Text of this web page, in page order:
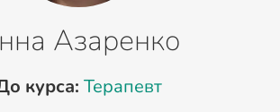
Азаренко
курса: Терапевт